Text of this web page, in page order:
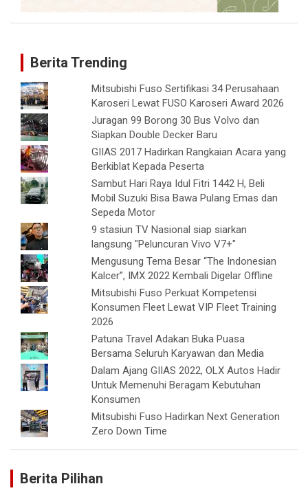
Berita Trending
Mitsubishi Fuso Sertifikasi 34 Perusahaan
Karoseri Lewat FUSO Karoseri Award 2026
Juragan 99 Borong 30 Bus Volvo dan
Siapkan Double Decker Baru
GIIAS 2017 Hadirkan Rangkaian Acara yang
Berkiblat Kepada Peserta
Sambut Hari Raya Idul Fitri 1442 H, Beli
Mobil Suzuki Bisa Bawa Pulang Emas dan
Sepeda Motor
9 stasiun TV Nasional siap siarkan
langsung "Peluncuran Vivo V7+"
Mengusung Tema Besar “The Indonesian
Kalcer”, IMX 2022 Kembali Digelar Offline
Mitsubishi Fuso Perkuat Kompetensi
Konsumen Fleet Lewat VIP Fleet Training
2026
Patuna Travel Adakan Buka Puasa
Bersama Seluruh Karyawan dan Media
Dalam Ajang GIIAS 2022, OLX Autos Hadir
Untuk Memenuhi Beragam Kebutuhan
Konsumen
Mitsubishi Fuso Hadirkan Next Generation
Zero Down Time
Berita Pilihan